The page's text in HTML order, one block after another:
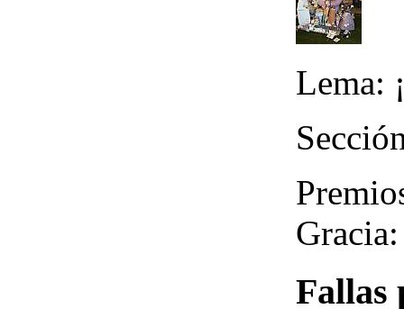
Lema:
Gracia:
Fallas